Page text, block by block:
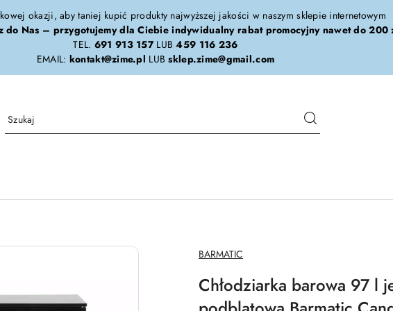
okazji, aby taniej kupić produkty najwyższej jakości w naszym sklepie internetowym
do Nas – przygotujemy dla Ciebie indywidualny rabat promocyjny nawet do 200
TEL. 691 913 157LUB459 116 236
EMAIL: kontakt@zime.pl LUBsklep.zime@gmail.com
NAZWA
PRODUCENTA:
BARMATIC
Chłodziarka barowa 97 l